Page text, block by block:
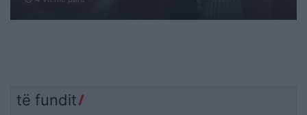
të fundit